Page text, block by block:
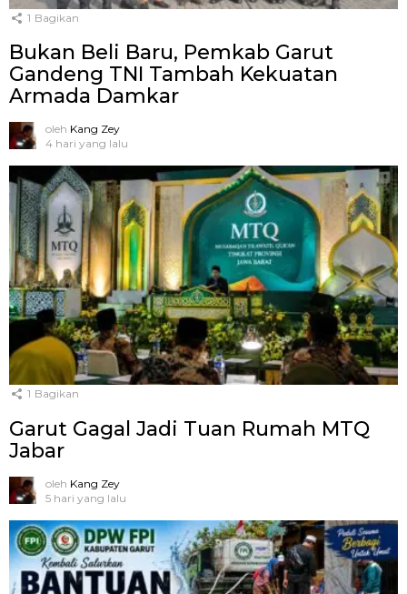
1 Bagikan
Bukan Beli Baru, Pemkab Garut
Gandeng TNI Tambah Kekuatan
Armada Damkar
oleh Kang Zey
4 hari yang lalu
1 Bagikan
Garut Gagal Jadi Tuan Rumah MTQ
Jabar
oleh Kang Zey
5 hari yang lalu